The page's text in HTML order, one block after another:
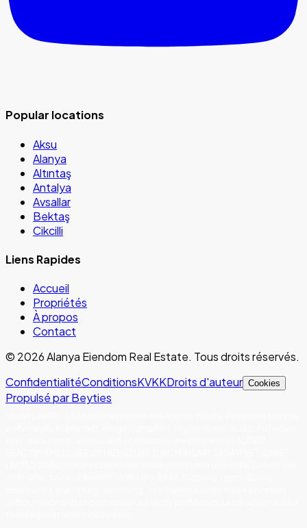
Popular locations
Aksu
Alanya
Altıntaş
Antalya
Avsallar
Bektaş
Cikcilli
Liens Rapides
Accueil
Propriétés
À propos
Contact
© 2026Alanya Eiendom Real Estate. Tous droits réservés.
ConfidentialitéConditionsKVKKDroits d'auteur Cookies
Propulsé par Beyties